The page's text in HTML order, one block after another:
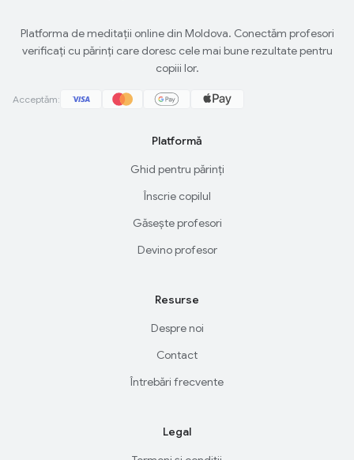
Platforma de meditații online din Moldova. Conectăm profesori
verificați cu părinți care doresc cele mai bune rezultate pentru
copiii lor.
Acceptăm:
Platformă
Ghid pentru părinți
Înscrie copilul
Găsește profesori
Devino profesor
Resurse
Despre noi
Contact
Întrebări frecvente
Legal